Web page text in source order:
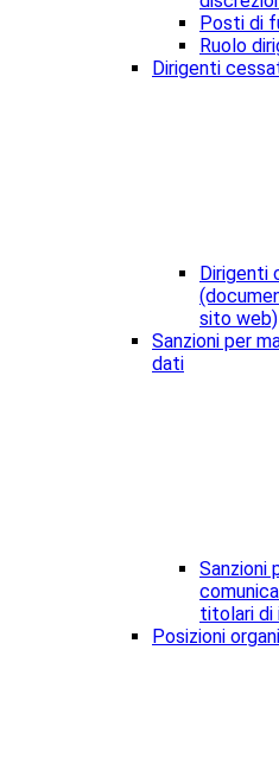
Posti di
Ruolo
Dirigenti
Dirigenti
sito web)
Sanzioni per
dati
Sanzioni
titolari di
Posizioni